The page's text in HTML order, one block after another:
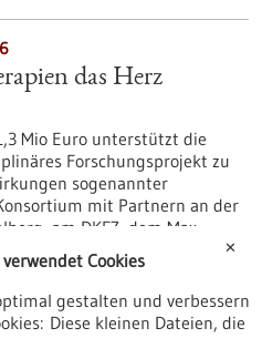
das Herz
Mio Euro unterstützt die
Forschungsprojekt zu
sogenannter
mit Partnern an der
am DKFZ, dem Max-
dem Universitätsklinikum
warum diese
die Koronare Herzkrankheit
✕
Cookies
gestalten und verbessern
Diese kleinen Dateien, die